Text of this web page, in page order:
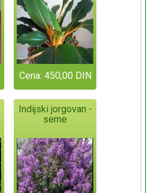
Cena: 450,00 DIN
Indijski jorgovan -
seme